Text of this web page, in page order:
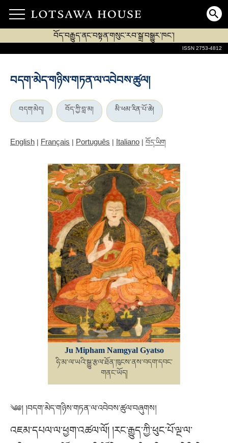
བོད་བརྒྱུད་ནང་བསྟན་གསུང་རབ་སྒྲ་བསྒྱུར་ཁང་།
ISSN 2753-4812
བདག་མེད་གཉིས་གཏན་ལ་འབེབས་ཚུལ།
བདག་མེད། བོད་ཀྱི་བླ་མ། མི་ཕམ་རིན་པོ་ཆེ།
English | Français | Português | Italiano | བོད་ཡིག
Ju Mipham Namgyal Gyatso
ཧི་མ་ལ་ཡའི་སྒྱུ་རྩལ་ཐོན་ཁུངས་ནས་བདག་དབང་
གནང་ཡོད།
༄༅། །བདག་མེད་གཉིས་གཏན་ལ་འབེབས་ཚུལ་བཞུགས།
འཇམ་དཔལ་ལ་ཕྱག་འཚལ་ལོ། །རང་རྒྱུད་ཀྱི་ཕུང་པོ་ལྔ་ལ་